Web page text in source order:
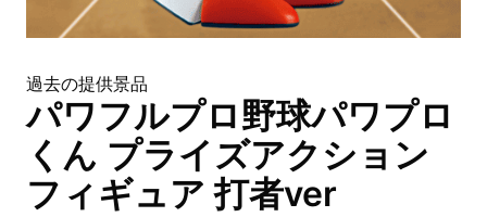
過去の提供景品
パワフルプロ野球パワプロ
くん プライズアクション
フィギュア 打者ver